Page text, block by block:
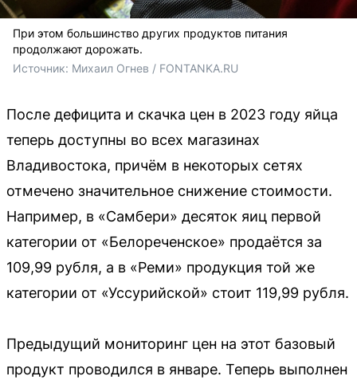
При этом большинство других продуктов питания
продолжают дорожать.
Источник: Михаил Огнев / FONTANKA.RU
После дефицита и скачка цен в 2023 году яйца
теперь доступны во всех магазинах
Владивостока, причём в некоторых сетях
отмечено значительное снижение стоимости.
Например, в «Самбери» десяток яиц первой
категории от «Белореченское» продаётся за
109,99 рубля, а в «Реми» продукция той же
категории от «Уссурийской» стоит 119,99 рубля.
Предыдущий мониторинг цен на этот базовый
продукт проводился в январе. Теперь выполнен